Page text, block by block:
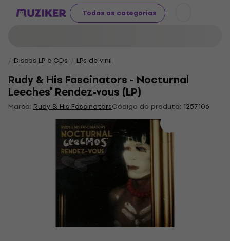
Todas as categorias
Discos LP e CDs LPs de vinil
Rudy & His Fascinators - Nocturnal
Leeches' Rendez-vous (LP)
Marca: Rudy & His FascinatorsCódigo do produto: 1257106